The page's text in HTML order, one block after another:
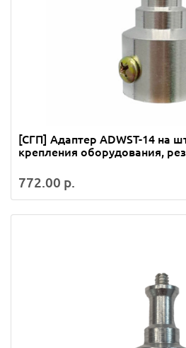
[СГП] Адаптер ADWST-14 на
крепления оборудования,
772.00 р.